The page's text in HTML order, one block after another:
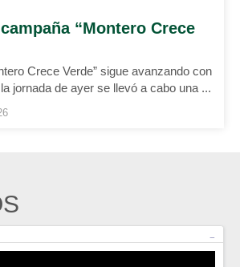
“Montero Crece
Crece Verde” sigue avanzando con
jornada de ayer se llevó a cabo una ...